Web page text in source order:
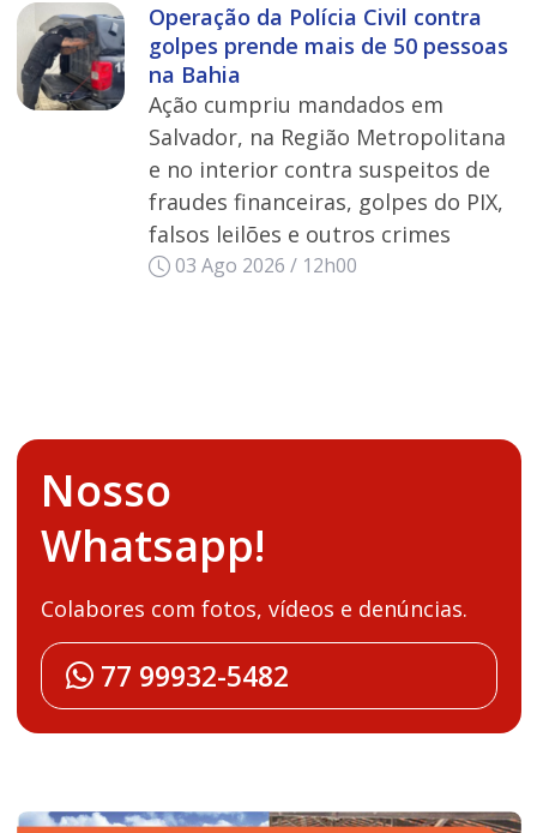
Operação da Polícia Civil contra
golpes prende mais de 50 pessoas
na Bahia
Ação cumpriu mandados em
Salvador, na Região Metropolitana
e no interior contra suspeitos de
fraudes financeiras, golpes do PIX,
falsos leilões e outros crimes
03 Ago 2026 / 12h00
Nosso
Whatsapp!
Colabores com fotos, vídeos e denúncias.
77 99932-5482